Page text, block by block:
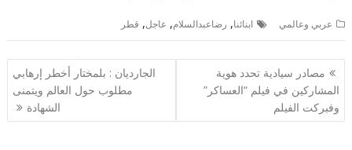
عربي وعالمي ابنائنا, رضاعبدالسلام, عاجل, قطر
تصفّح
المقالات
مصادر سيادية تحدد هوية
المشاركين في فيلم “العساكر”
وفبركت الفيلم
الجارديان : بلمختار أخطر إرهابي
مطلوب حول العالم ويتمنى
الشهادة